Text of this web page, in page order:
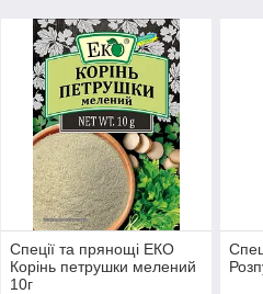
Спеції та прянощі ЕКО
Корінь петрушки мелений
10г